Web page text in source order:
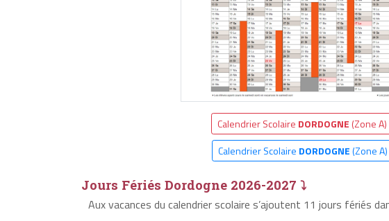
Calendrier Scolaire DORDOGNE (Zone
Calendrier Scolaire DORDOGNE(Zone
Jours Fériés Dordogne 2026-2027 ⤵
Aux vacances du calendrier scolaire s’ajoutent 11 jours fériés